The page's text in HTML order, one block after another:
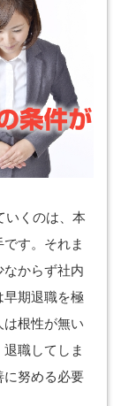
いくのは、本
す。それま
からず社内
早期退職を極
根性が無い
職してしま
に努める必要